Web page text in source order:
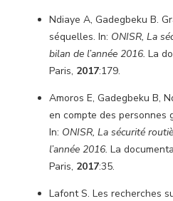
Ndiaye A, Gadegbeku B.
séquelles. In: ONISR, La
bilan de l’année 2016. La
Paris, 2017:179.
Amoros E, Gadegbeku B,
en compte des personnes
In: ONISR, La sécurité
l’année 2016. La
Paris, 2017:35.
Lafont S. Les recherches